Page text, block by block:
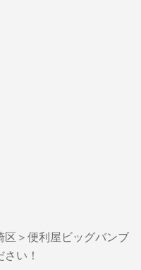
区＞便利屋ビッグバンブ
い！